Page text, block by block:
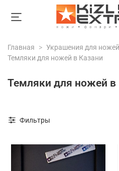
Главная Украшения для ножей
Темляки для ножей в Казани
Темляки для ножей в
Фильтры